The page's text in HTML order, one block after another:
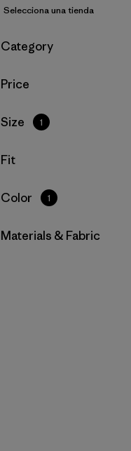
Selecciona una tienda
Filtrar por
Category
Filtrar por
Price
Filtrar por
Size 1
Filtrar por
Fit
Filtrar por
Color 1
Filtrar por
Materials & Fabric